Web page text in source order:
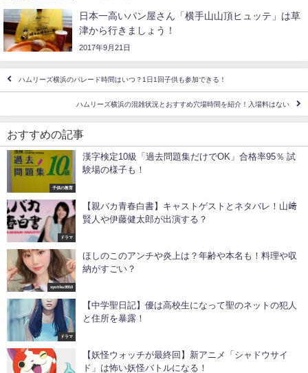
日本一高いパン屋さん「横手山山頂ヒュッテ」は草
津から行きましょう！
2017年9月21日
ハムリーズ横浜のパレード時間はいつ？1日1回子供も参加できる！
ハムリーズ横浜の混雑状況とおすすめ穴場時間を紹介！入場料はない
おすすめの記事
子供の教育
漢字検定10級「過去問題集だけでOK」合格率95％ 試
験場の様子も！
ドラマ
【親バカ青春白書】キャストゲストとネタバレ！山﨑
賢人や伊藤健太郎が出演する？
syotiku9910
ほしのこのアンチや炎上は？年齢や本名も！料理や収
納がすごい？
ドラマ
【中学聖日記】優は高校生になって聖のネットの犯人
と住所を暴露！
【妖怪ウォッチが最終回】新アニメ「シャドウサイ
ド」は怖い妖怪バトルになる！